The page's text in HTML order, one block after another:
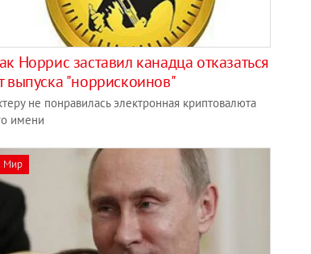
Норрис заставил канадца отказаться
выпуска "норрискоинов"
не понравилась электронная криптовалюта
имени
Мир